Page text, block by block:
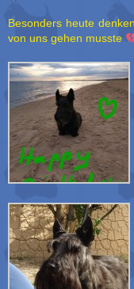
Besonders heute
von uns gehen musste